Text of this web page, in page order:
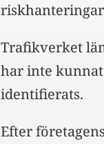
Trafikverket
har inte
identifierats.
Efter